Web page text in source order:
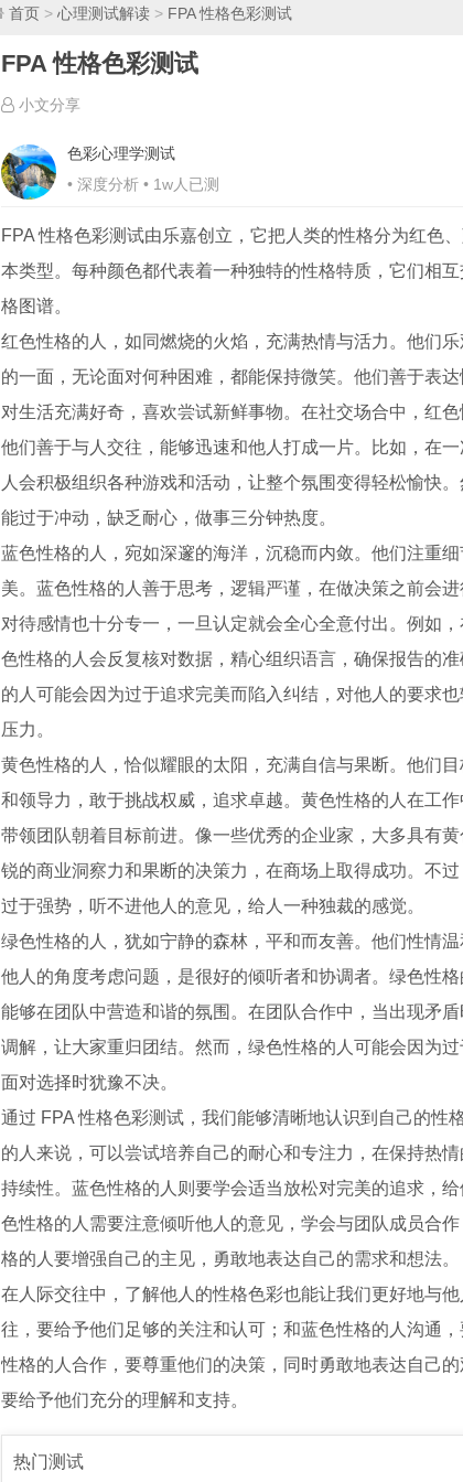
首页 > 心理测试解读 > FPA 性格色彩测试
FPA 性格色彩测试
小文分享
色彩心理学测试
• 深度分析 • 1w人已测
FPA 性格色彩测试由乐嘉创立，它把人类的性格分为红色
本类型。每种颜色都代表着一种独特的性格特质，它们相
格图谱。
红色性格的人，如同燃烧的火焰，充满热情与活力。他们
的一面，无论面对何种困难，都能保持微笑。他们善于表达
对生活充满好奇，喜欢尝试新鲜事物。在社交场合中，红色
他们善于与人交往，能够迅速和他人打成一片。比如，在
人会积极组织各种游戏和活动，让整个氛围变得轻松愉快
能过于冲动，缺乏耐心，做事三分钟热度。
蓝色性格的人，宛如深邃的海洋，沉稳而内敛。他们注重
美。蓝色性格的人善于思考，逻辑严谨，在做决策之前会
对待感情也十分专一，一旦认定就会全心全意付出。例如
色性格的人会反复核对数据，精心组织语言，确保报告的
的人可能会因为过于追求完美而陷入纠结，对他人的要求
压力。
黄色性格的人，恰似耀眼的太阳，充满自信与果断。他们
和领导力，敢于挑战权威，追求卓越。黄色性格的人在工作
带领团队朝着目标前进。像一些优秀的企业家，大多具有
锐的商业洞察力和果断的决策力，在商场上取得成功。不
过于强势，听不进他人的意见，给人一种独裁的感觉。
绿色性格的人，犹如宁静的森林，平和而友善。他们性情
他人的角度考虑问题，是很好的倾听者和协调者。绿色性格
能够在团队中营造和谐的氛围。在团队合作中，当出现矛
调解，让大家重归团结。然而，绿色性格的人可能会因为
面对选择时犹豫不决。
通过 FPA 性格色彩测试，我们能够清晰地认识到自己的性
的人来说，可以尝试培养自己的耐心和专注力，在保持热
持续性。蓝色性格的人则要学会适当放松对完美的追求，
色性格的人需要注意倾听他人的意见，学会与团队成员合
格的人要增强自己的主见，勇敢地表达自己的需求和想法。
在人际交往中，了解他人的性格色彩也能让我们更好地与
往，要给予他们足够的关注和认可；和蓝色性格的人沟通
性格的人合作，要尊重他们的决策，同时勇敢地表达自己的
要给予他们充分的理解和支持。
热门测试